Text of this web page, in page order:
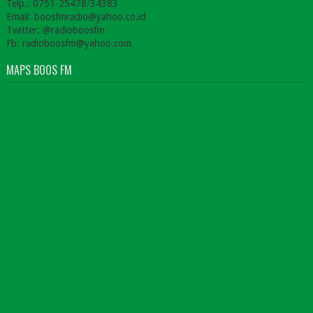
Telp.: 0751-25478/34383
Email: boosfmradio@yahoo.co.id
Twitter: @radioboosfm
Fb: radioboosfm@yahoo.com
MAPS BOOS FM